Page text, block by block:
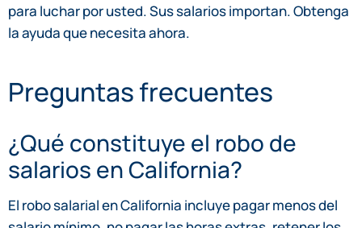
para luchar por usted. Sus salarios importan. Obtenga
la ayuda que necesita ahora.
Preguntas frecuentes
¿Qué constituye el robo de
salarios en California?
El robo salarial en California incluye pagar menos del